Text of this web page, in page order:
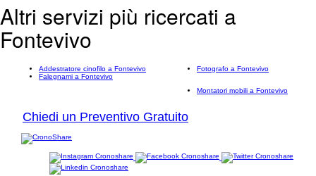
Altri servizi più ricercati a
Fontevivo
Addestratore cinofilo a Fontevivo
Falegnami a Fontevivo
Fotografo a Fontevivo
Montatori mobili a Fontevivo
Chiedi un Preventivo Gratuito